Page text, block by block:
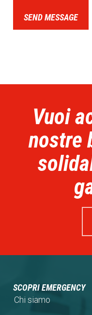
SEND MESSAGE
Vuoi
nostre
SCOPRI EMERGENCY
Chi siamo